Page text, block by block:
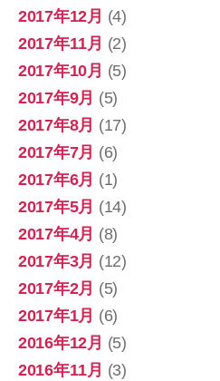
2017年12月 (4)
2017年11月 (2)
2017年10月 (5)
2017年9月 (5)
2017年8月 (17)
2017年7月 (6)
2017年6月 (1)
2017年5月 (14)
2017年4月 (8)
2017年3月 (12)
2017年2月 (5)
2017年1月 (6)
2016年12月 (5)
2016年11月 (3)